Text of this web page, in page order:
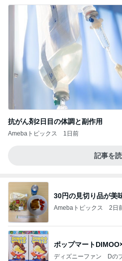
抗がん剤2日目の体調と副作用
Amebaトピックス 1日前
記事を
30円の見切り品が美
Amebaトピックス 2日
ポップマート
ディズニーファン Dの